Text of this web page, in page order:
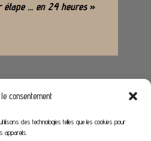
consentement
des technologies telles que les cookies pour
appareils.
étape … en 24 heures »